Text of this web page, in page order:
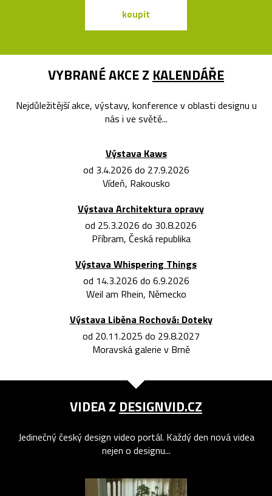
koupit
VYBRANÉ AKCE Z KALENDÁŘE
Nejdůležitější akce, výstavy, konference v oblasti designu u
nás i ve světě...
Výstava Kaws
od 3.4.2026 do 27.9.2026
Vídeň, Rakousko
Výstava Architektura opravy
od 25.3.2026 do 30.8.2026
Příbram, Česká republika
Výstava Whispering Things
od 14.3.2026 do 6.9.2026
Weil am Rhein, Německo
Výstava Liběna Rochová: Doteky
od 20.11.2025 do 29.8.2027
Moravská galerie v Brně
VIDEA Z DESIGNVID.CZ
Jedinečný český design video portál. Každý den nová videa
nejen o designu...